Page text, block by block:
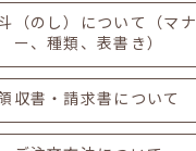
（のし）について（マナ
ー、種類、表書き）
収書・請求書について